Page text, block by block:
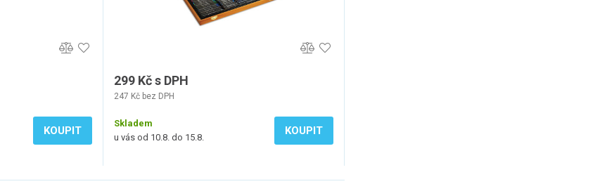
KOUPIT
299 Kč s DPH
247 Kč bez DPH
Skladem
u vás od 10.8. do 15.8.
KOUPIT